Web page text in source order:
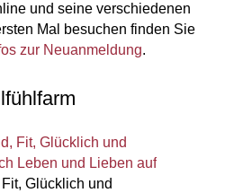
und seine verschiedenen
Mal besuchen finden Sie
zur Neuanmeldung.
Glücklich und